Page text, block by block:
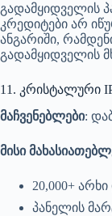
გადამყიდველის
კრედიტები არ
ანგარიში,
გადამყიდველის
11. კრისტალური
მაჩვენებლები:
მისი
20,000+
პანელის